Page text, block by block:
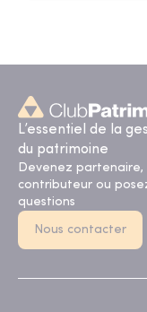
L’essentiel de la
du patrimoine
Devenez partenaire,
contributeur ou
questions
Nous contacter